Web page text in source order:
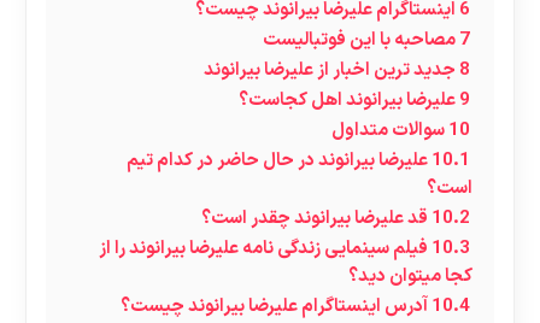
6 اینستاگرام علیرضا بیرانوند چیست؟
7مصاحبه با این فوتبالیست
8 جدید ترین اخبار از علیرضا بیرانوند
9علیرضا بیرانوند اهل کجاست؟
10سوالات متداول
10.1علیرضا بیرانوند در حال حاضر در کدام تیم
است؟
10.2 قد علیرضا بیرانوند چقدر است؟
10.3 فیلم سینمایی زندگی نامه علیرضا بیرانوند را از
کجا میتوان دید؟
10.4آدرس اینستاگرام علیرضا بیرانوند چیست؟